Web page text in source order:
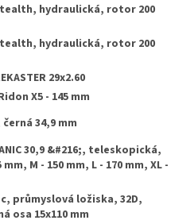
hydraulická, rotor 200
hydraulická, rotor 200
29x2.60
X5 - 145 mm
černá 34,9 mm
30,9 &#216;, teleskopická,
mm, M - 150 mm, L - 170 mm, XL -
průmyslová ložiska, 32D,
osa 15x110 mm